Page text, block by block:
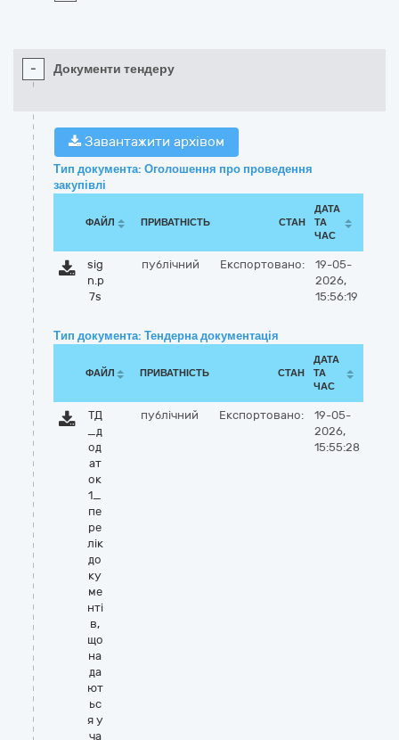
- Документи тендеру
Завантажити архівом
Тип документа: Оголошення про проведення
закупівлі
ФАЙЛ ПРИВАТНІСТЬ СТАН
ДАТА
ТА
ЧАС
sig
n.p
7s
публічний Експортовано:
19-05-
2026,
15:56:19
Тип документа: Тендерна документація
ФАЙЛ ПРИВАТНІСТЬ СТАН
ДАТА
ТА
ЧАС
ТД
_д
од
ат
ок
1_
пе
ре
лік
до
ку
ме
нті
в,
що
на
да
ют
ьс
я у
ча
публічний Експортовано:
19-05-
2026,
15:55:28